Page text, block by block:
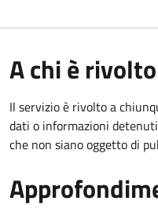
A chi è rivolto
Il servizio è rivolto a
dati o informazioni
che non siano oggetto di